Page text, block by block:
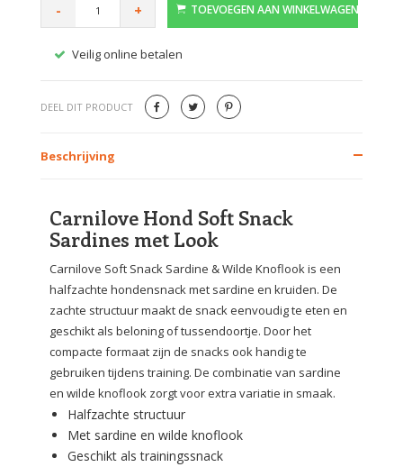
- + TOEVOEGEN AAN WINKELWAGEN
Veilig online betalen
DEEL DIT PRODUCT
Beschrijving
Carnilove Hond Soft Snack
Sardines met Look
Carnilove Soft Snack Sardine & Wilde Knoflook is een
halfzachte hondensnack met sardine en kruiden. De
zachte structuur maakt de snack eenvoudig te eten en
geschikt als beloning of tussendoortje. Door het
compacte formaat zijn de snacks ook handig te
gebruiken tijdens training. De combinatie van sardine
en wilde knoflook zorgt voor extra variatie in smaak.
Halfzachte structuur
Met sardine en wilde knoflook
Geschikt als trainingssnack